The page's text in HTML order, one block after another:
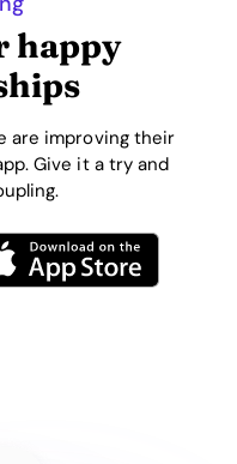
happy
are improving their
Give it a try and